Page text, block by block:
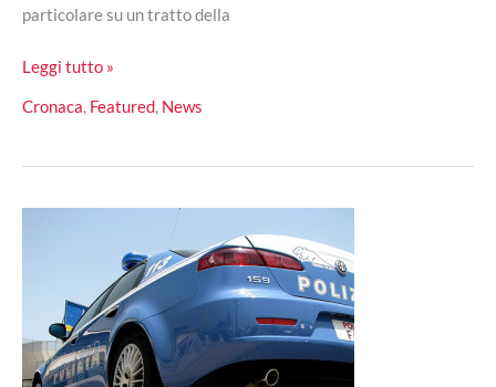
particolare su un tratto della
Maltempo
su
Cosenza:
Leggi tutto »
Cronaca, Featured, News